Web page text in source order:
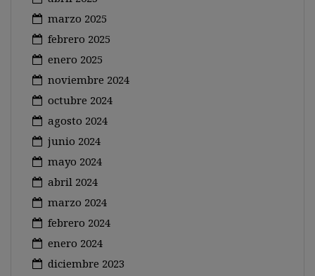
marzo 2025
febrero 2025
enero 2025
noviembre 2024
octubre 2024
agosto 2024
junio 2024
mayo 2024
abril 2024
marzo 2024
febrero 2024
enero 2024
diciembre 2023